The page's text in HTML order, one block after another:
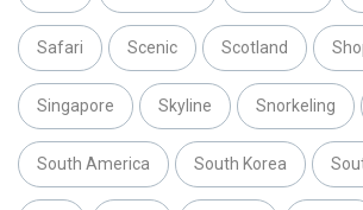
Safari Scenic Scotland
Singapore Skyline Snorkeling
South America South Korea